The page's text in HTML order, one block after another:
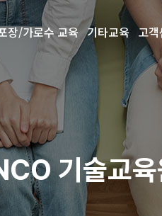
장/가로수 교육 기타교육 고객
기술교